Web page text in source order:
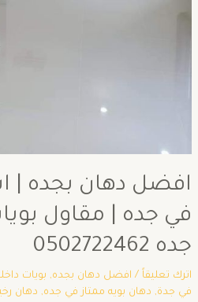
افضل دهان بجده |
في جده | مقاول
جده 0502722462
اترك تعليقاً / افضل دهان بجده, بويات
في جدة, دهان بويه ممتاز في جده, دهان